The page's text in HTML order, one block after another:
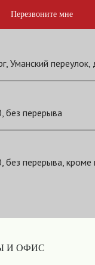
Перезвоните мне
Уманский переулок,
без перерыва
без перерыва, кроме
И ОФИС